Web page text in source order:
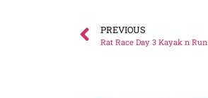
PREVIOUS
Rat Race Day 3 Kayak n Run